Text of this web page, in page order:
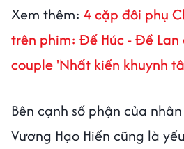
Xem thêm: 4 cặp đôi phụ
trên phim: Đế Húc - Đề
couple 'Nhất kiến khuynh
Bên cạnh số phận của
Vương Hạo Hiến cũng là